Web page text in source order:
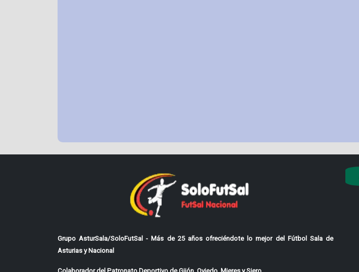
Grupo AsturSala/SoloFutSal - Más de 25 años ofreciéndote lo mejor del Fútbol Sala de
Asturias y Nacional